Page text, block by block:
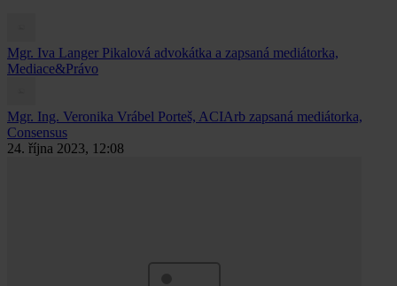
Mgr. Iva Langer Pikalová advokátka a zapsaná mediátorka,
Mediace&Právo
Mgr. Ing. Veronika Vrábel Porteš, ACIArb zapsaná mediátorka,
Consensus
24. října 2023, 12:08